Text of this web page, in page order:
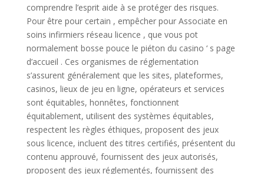
comprendre l’esprit aide à se protéger des risques.
Pour être pour certain , empêcher pour Associate en
soins infirmiers réseau licence , que vous pot
normalement bosse pouce le piéton du casino ‘ s page
d’accueil . Ces organismes de réglementation
s’assurent généralement que les sites, plateformes,
casinos, lieux de jeu en ligne, opérateurs et services
sont équitables, honnêtes, fonctionnent
équitablement, utilisent des systèmes équitables,
respectent les règles éthiques, proposent des jeux
sous licence, incluent des titres certifiés, présentent du
contenu approuvé, fournissent des jeux autorisés,
proposent des jeux réglementés, fournissent des